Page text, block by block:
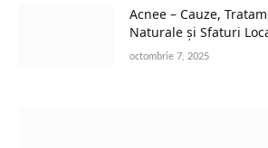
Acnee – Cauze,
Naturale și Sfaturi
octombrie 7, 2025